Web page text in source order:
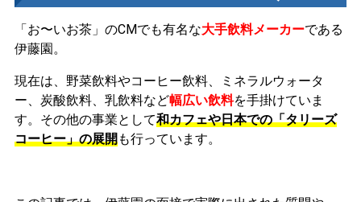
「お〜いお茶」のCMでも有名な大手飲料メーカーである
伊藤園。
現在は、 野菜飲料やコーヒー飲料、ミネラルウォータ
ー、炭酸飲料、乳飲料など幅広い飲料を手掛けていま
す。その他の事業として和カフェや日本での「タリーズ
コーヒー」の展開も行っています。